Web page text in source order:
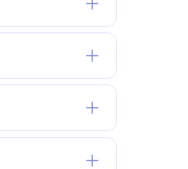
mình một mẫu áo
trong thời gian phù
sản xuất – Giao
kế đúng với yêu cầu